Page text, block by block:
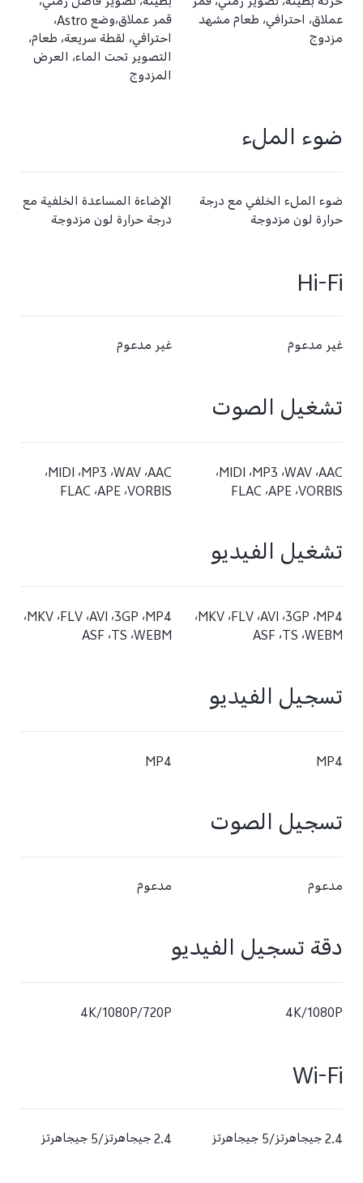
عملاق، احترافي، طعام مشهد
مزدوج
قمر عملاق،وضع Astro،
احترافي، لقطة سريعة، طعام،
التصوير تحت الماء، العرض
المزدوج
ضوء الملء
ضوء الملء الخلفي مع درجة
حرارة لون مزدوجة
الإضاءة المساعدة الخلفية مع
درجة حرارة لون مزدوجة
Hi-Fi
غير مدعوم غير مدعوم
تشغيل الصوت
AAC، ‏WAV، ‏MP3، ‏MIDI،
AAC، ‏WAV، ‏MP3، ‏MIDI،
تشغيل الفيديو
MP4، ‏3GP، ‏AVI، ‏FLV، ‏MKV،
MP4، ‏3GP، ‏AVI، ‏FLV، ‏MKV،
تسجيل الفيديو
MP4
MP4
تسجيل الصوت
مدعوم مدعوم
دقة تسجيل الفيديو
4K/1080P
4K/1080P/720P
Wi-Fi
2.4 جيجاهرتز/5 جيجاهرتز 2.4 جيجاهرتز/5 جيجاهرتز